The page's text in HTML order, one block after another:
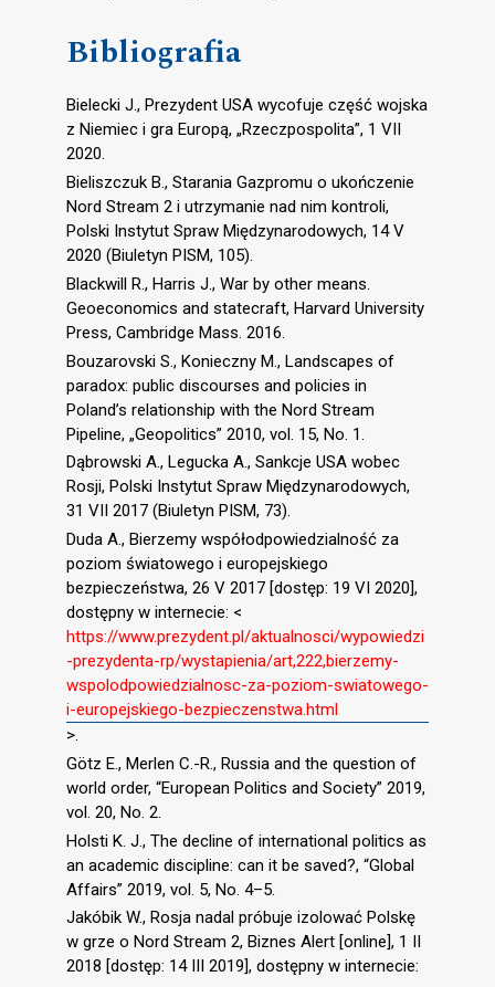
Bibliografia
Bielecki J., Prezydent USA wycofuje część wojska
z Niemiec i gra Europą, „Rzeczpospolita”, 1 VII
2020.
Bieliszczuk B., Starania Gazpromu o ukończenie
Nord Stream 2 i utrzymanie nad nim kontroli,
Polski Instytut Spraw Międzynarodowych, 14 V
2020 (Biuletyn PISM, 105).
Blackwill R., Harris J., War by other means.
Geoeconomics and statecraft, Harvard University
Press, Cambridge Mass. 2016.
Bouzarovski S., Konieczny M., Landscapes of
paradox: public discourses and policies in
Poland’s relationship with the Nord Stream
Pipeline, „Geopolitics” 2010, vol. 15, No. 1.
Dąbrowski A., Legucka A., Sankcje USA wobec
Rosji, Polski Instytut Spraw Międzynarodowych,
31 VII 2017 (Biuletyn PISM, 73).
Duda A., Bierzemy współodpowiedzialność za
poziom światowego i europejskiego
bezpieczeństwa, 26 V 2017 [dostęp: 19 VI 2020],
dostępny w internecie: <
https://www.prezydent.pl/aktualnosci/wypowiedzi
-prezydenta-rp/wystapienia/art,222,bierzemy-
wspolodpowiedzialnosc-za-poziom-swiatowego-
i-europejskiego-bezpieczenstwa.html
>.
Götz E., Merlen C.-R., Russia and the question of
world order, “European Politics and Society” 2019,
vol. 20, No. 2.
Holsti K. J., The decline of international politics as
an academic discipline: can it be saved?, “Global
Affairs” 2019, vol. 5, No. 4–5.
Jakóbik W., Rosja nadal próbuje izolować Polskę
w grze o Nord Stream 2, Biznes Alert [online], 1 II
2018 [dostęp: 14 III 2019], dostępny w internecie: